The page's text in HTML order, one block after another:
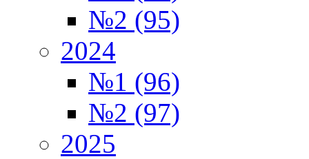
№2 (95)
2024
№1 (96)
№2 (97)
2025